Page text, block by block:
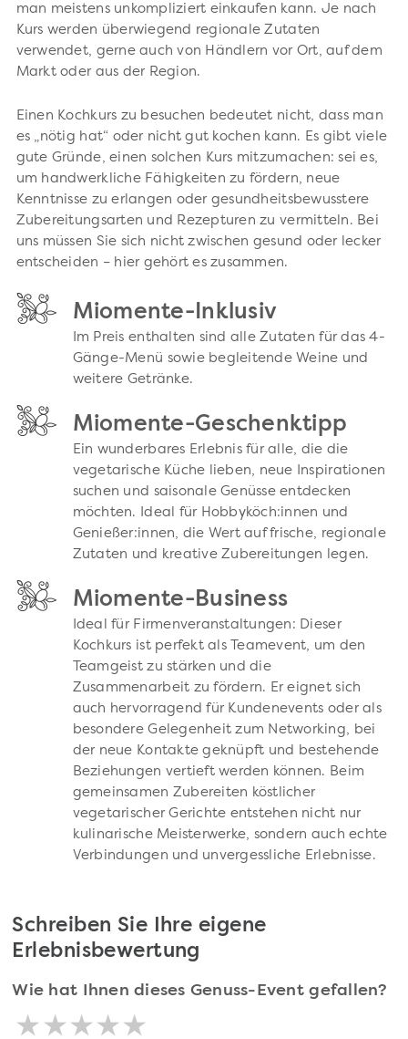
man meistens unkompliziert einkaufen kann. Je nach
Kurs werden überwiegend regionale Zutaten
verwendet, gerne auch von Händlern vor Ort, auf dem
Markt oder aus der Region.
Einen Kochkurs zu besuchen bedeutet nicht, dass man
es „nötig hat“ oder nicht gut kochen kann. Es gibt viele
gute Gründe, einen solchen Kurs mitzumachen: sei es,
um handwerkliche Fähigkeiten zu fördern, neue
Kenntnisse zu erlangen oder gesundheitsbewusstere
Zubereitungsarten und Rezepturen zu vermitteln. Bei
uns müssen Sie sich nicht zwischen gesund oder lecker
entscheiden – hier gehört es zusammen.
Miomente-Inklusiv
Im Preis enthalten sind alle Zutaten für das 4-
Gänge-Menü sowie begleitende Weine und
weitere Getränke.
Miomente-Geschenktipp
Ein wunderbares Erlebnis für alle, die die
vegetarische Küche lieben, neue Inspirationen
suchen und saisonale Genüsse entdecken
möchten. Ideal für Hobbyköch:innen und
Genießer:innen, die Wert auf frische, regionale
Zutaten und kreative Zubereitungen legen.
Miomente-Business
Ideal für Firmenveranstaltungen: Dieser
Kochkurs ist perfekt als Teamevent, um den
Teamgeist zu stärken und die
Zusammenarbeit zu fördern. Er eignet sich
auch hervorragend für Kundenevents oder als
besondere Gelegenheit zum Networking, bei
der neue Kontakte geknüpft und bestehende
Beziehungen vertieft werden können. Beim
gemeinsamen Zubereiten köstlicher
vegetarischer Gerichte entstehen nicht nur
kulinarische Meisterwerke, sondern auch echte
Verbindungen und unvergessliche Erlebnisse.
Schreiben Sie Ihre eigene
Erlebnisbewertung
Wie hat Ihnen dieses Genuss-Event gefallen?